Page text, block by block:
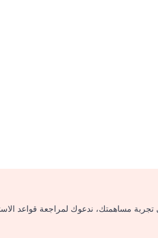
تجربة مساهمتك، ندعوك لمراجعة قواعد